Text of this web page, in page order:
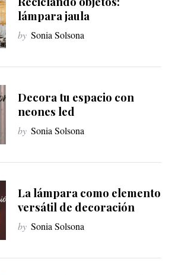
lámpara jaula
by Sonia Solsona
Decora tu espacio con
neones led
by Sonia Solsona
La lámpara como elemento
versátil de decoración
by Sonia Solsona